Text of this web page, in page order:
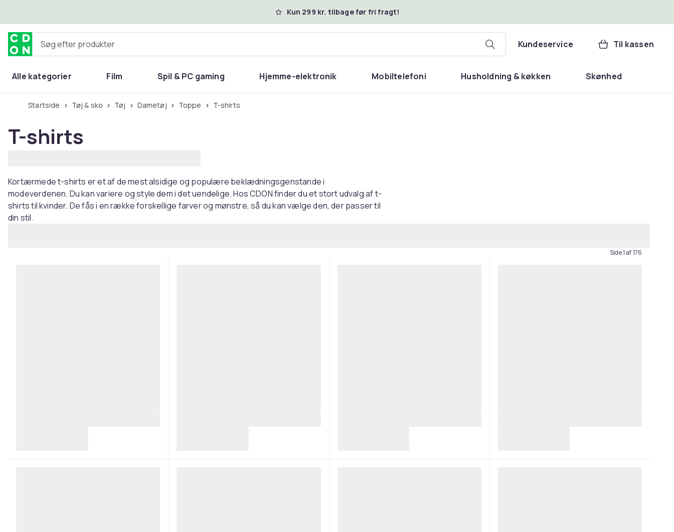
Kun 299 kr. tilbage før fri fragt!
Søg efter produkter Kundeservice Til kassen
Alle kategorier Film Spil & PC gaming Hjemme-elektronik Mobiltelefoni Husholdning & køkken Skønhed
Hjem & have
Startside Tøj & sko Tøj Dametøj Toppe T-shirts
T-shirts
Kortærmede t-shirts er et af de mest alsidige og populære beklædningsgenstande i
modeverdenen. Du kan variere og style dem i det uendelige. Hos CDON finder du et stort udvalg af t-
shirts til kvinder. De fås i en række forskellige farver og mønstre, så du kan vælge den, der passer til
din stil.
Side 1 af 176